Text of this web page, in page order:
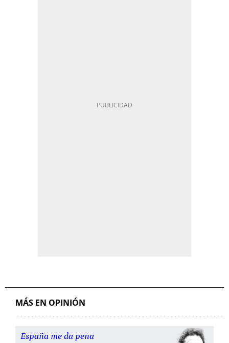
MÁS EN OPINIÓN
España me da pena